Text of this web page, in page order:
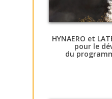
HYNAERO et
pour le
du